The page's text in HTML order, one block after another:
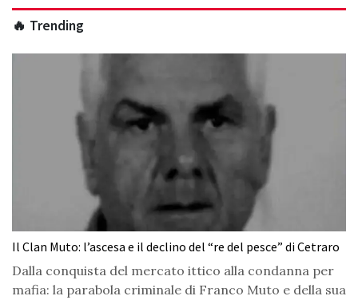
🔥 Trending
Il Clan Muto: l’ascesa e il declino del “re del pesce” di Cetraro
Dalla conquista del mercato ittico alla condanna per
mafia: la parabola criminale di Franco Muto e della sua